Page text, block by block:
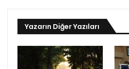
Yazarın Diğer Yazıları